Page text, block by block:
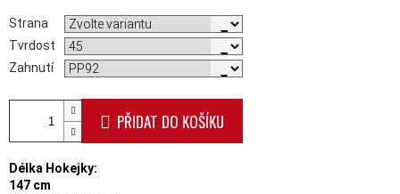
Strana
Tvrdost
Zahnutí
PŘIDAT DO KOŠÍKU
Délka Hokejky:
147 cm